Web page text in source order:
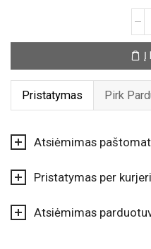
Į
Pristatymas Pirk
Atsiėmimas
Pristatymas per
Atsiėmimas